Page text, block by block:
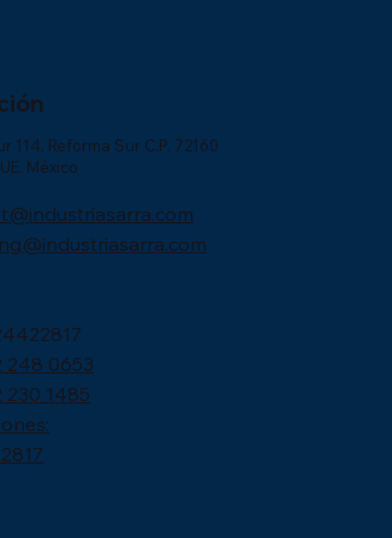
114, Reforma Sur C.P. 72160
México
248 0653
230 1485